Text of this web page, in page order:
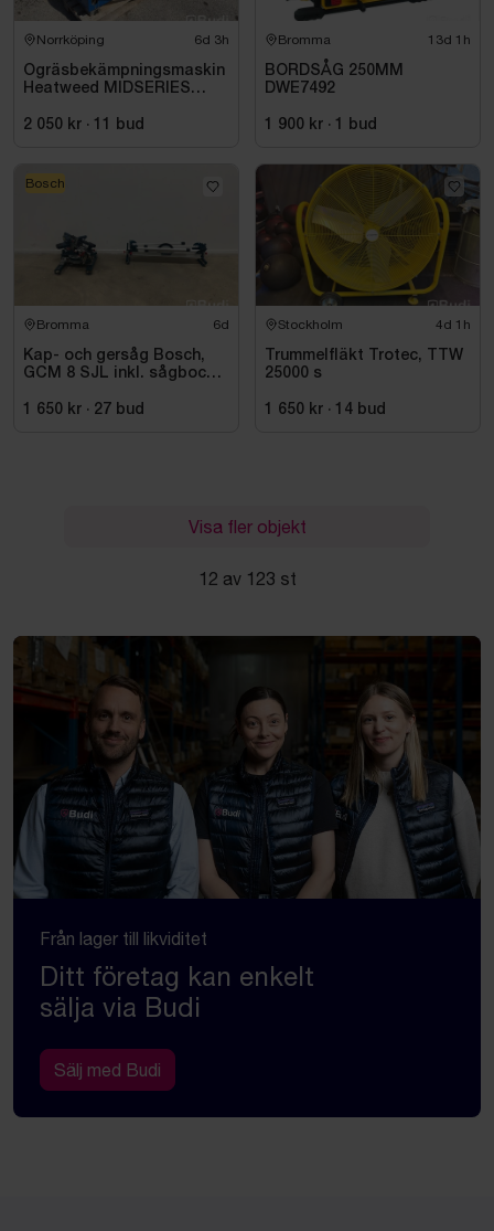
Norrköping 6d 3h
Ogräsbekämpningsmaskin
Heatweed MIDSERIES
2 050 kr · 11 bud
Bromma 13d 1h
BORDSÅG 250MM
DWE7492
1 900 kr · 1 bud
Bromma 6d
Kap- och gersåg Bosch,
GCM 8 SJL inkl. sågbock
1 650 kr · 27 bud
Bosch
Stockholm 4d 1h
Trummelfläkt Trotec, TTW
25000 s
1 650 kr · 14 bud
Visa fler objekt
12 av 123 st
Från lager till likviditet
Ditt företag kan enkelt
sälja via Budi
Sälj med Budi